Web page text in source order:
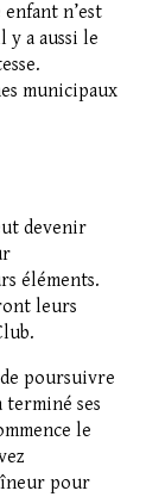
n’est
y a aussi le
municipaux
devenir
éléments.
leurs
poursuivre
terminé ses
le
pour